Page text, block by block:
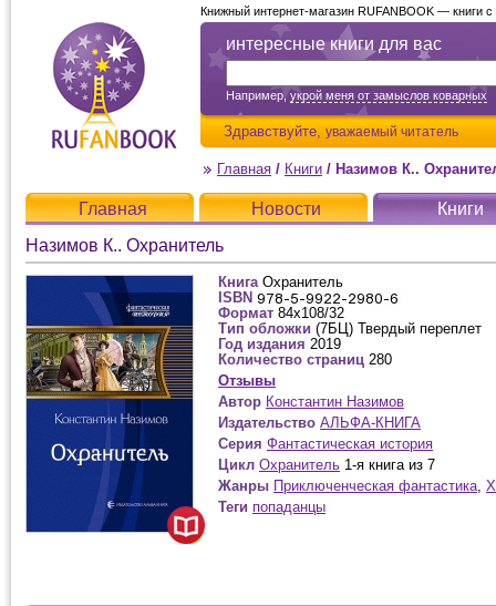
интересные книги для вас
Например,укрой меня от замыслов коварных
Здравствуйте, уважаемый читатель
Книжный интернет-магазин RUFANBOOK — книги
Главная / Книги / Назимов К..
Главная Новости
Книги
Назимов К.. Охранитель
Книга Охранитель
ISBN
Формат 84x108/32
Тип обложки (7БЦ) Твердый переплет
Год издания 2019
Количество страниц 280
Отзывы
Автор Константин Назимов
Издательство АЛЬФА-КНИГА
Серия Фантастическая история
Цикл Охранитель 1-я книга из 7
Жанры Приключенческая фантастика,
Теги попаданцы